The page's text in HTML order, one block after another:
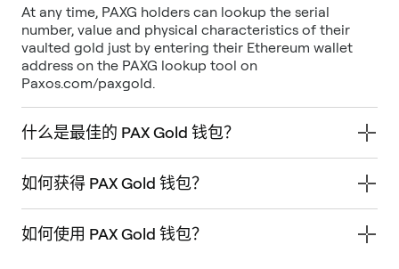
At any time, PAXG holders can lookup the serial
number, value and physical characteristics of their
vaulted gold just by entering their Ethereum wallet
address on the PAXG lookup tool on
Paxos.com/paxgold.
什么是最佳的 PAX Gold 钱包？
如何获得 PAX Gold 钱包？
如何使用 PAX Gold 钱包？